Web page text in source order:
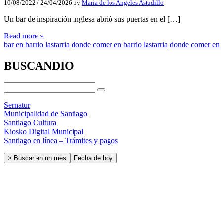
10/08/2022 / 24/04/2026 by Maria de los Angeles Astudillo
Un bar de inspiración inglesa abrió sus puertas en el […]
Read more »
bar en barrio lastarria donde comer en barrio lastarria donde comer
BUSCANDIO
Sernatur
Municipalidad de Santiago
Santiago Cultura
Kiosko Digital Municipal
Santiago en línea – Trámites y pagos
> Buscar en un mes Fecha de hoy